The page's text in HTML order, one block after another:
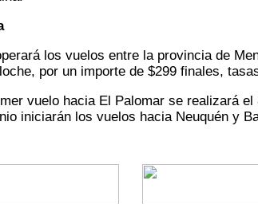
los vuelos entre la provincia de
por un importe de $299 finales,
vuelo hacia El Palomar se realizará
iniciarán los vuelos hacia Neuquén y